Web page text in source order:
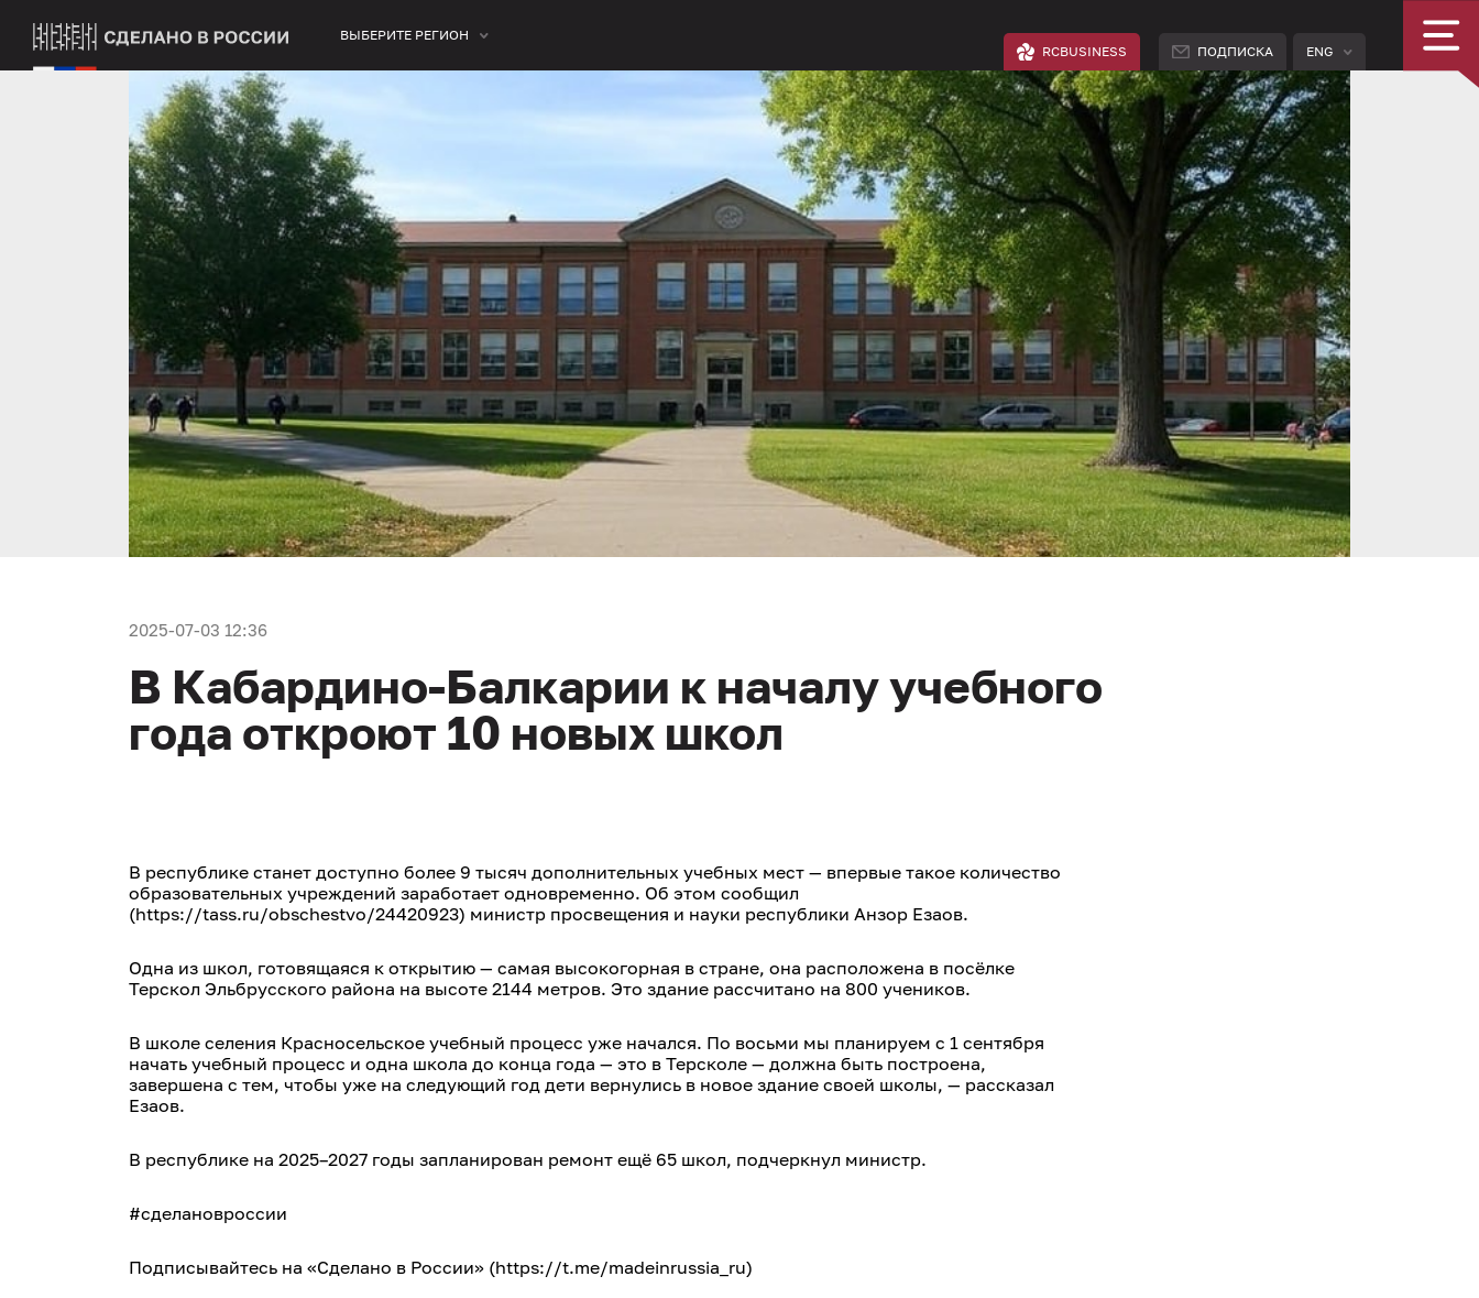
ВЫБЕРИТЕ РЕГИОН
RCBUSINESS
ПОДПИСКА ENG
2025-07-03 12:36
В Кабардино-Балкарии к началу учебного
года откроют 10 новых школ
В республике станет доступно более 9 тысяч дополнительных учебных мест — впервые такое количество
образовательных учреждений заработает одновременно. Об этом сообщил
(https://tass.ru/obschestvo/24420923) министр просвещения и науки республики Анзор Езаов.
Одна из школ, готовящаяся к открытию — самая высокогорная в стране, она расположена в посёлке
Терскол Эльбрусского района на высоте 2144 метров. Это здание рассчитано на 800 учеников.
В школе селения Красносельское учебный процесс уже начался. По восьми мы планируем с 1 сентября
начать учебный процесс и одна школа до конца года — это в Терсколе — должна быть построена,
завершена с тем, чтобы уже на следующий год дети вернулись в новое здание своей школы, — рассказал
Езаов.
В республике на 2025–2027 годы запланирован ремонт ещё 65 школ, подчеркнул министр.
#сделановроссии
Подписывайтесь на «Сделано в России» (https://t.me/madeinrussia_ru)